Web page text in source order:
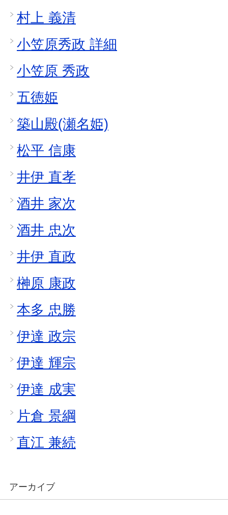
村上 義清
小笠原秀政 詳細
小笠原 秀政
五徳姫
築山殿(瀬名姫)
松平 信康
井伊 直孝
酒井 家次
酒井 忠次
井伊 直政
榊原 康政
本多 忠勝
伊達 政宗
伊達 輝宗
伊達 成実
片倉 景綱
直江 兼続
アーカイブ